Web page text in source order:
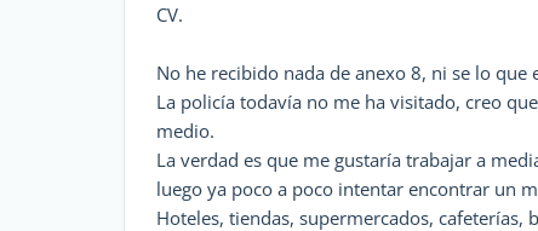
CV.
No he recibido nada de anexo 8, ni se lo que
La policía todavía no me ha visitado, creo
medio.
La verdad es que me gustaría trabajar a
luego ya poco a poco intentar encontrar un
Hoteles, tiendas, supermercados,